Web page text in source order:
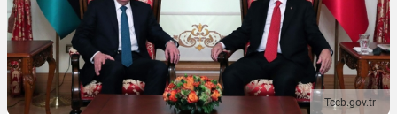
Tccb.gov.tr